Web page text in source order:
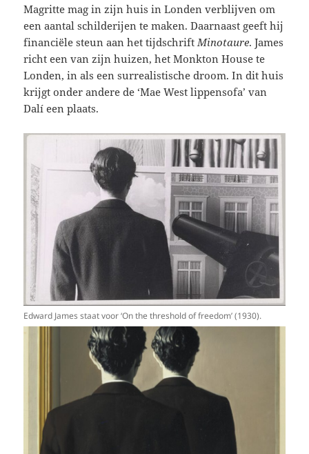
Magritte mag in zijn huis in Londen verblijven om
een aantal schilderijen te maken. Daarnaast geeft hij
financiële steun aan het tijdschrift Minotaure. James
richt een van zijn huizen, het Monkton House te
Londen, in als een surrealistische droom. In dit huis
krijgt onder andere de ‘Mae West lippensofa’ van
Dalí een plaats.
Edward James staat voor ‘On the threshold of freedom’ (1930).